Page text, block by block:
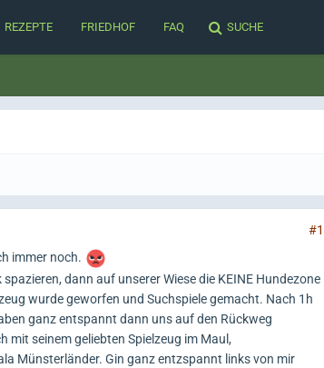
REZEPTE FRIEDHOF FAQ SUCHE
#1
immer noch.
dann auf unserer Wiese die KEINE Hundezone
wurde geworfen und Suchspiele gemacht. Nach 1h
ganz entspannt dann uns auf den Rückweg
mit seinem geliebten Spielzeug im Maul,
Münsterländer. Gin ganz entzspannt links von mir